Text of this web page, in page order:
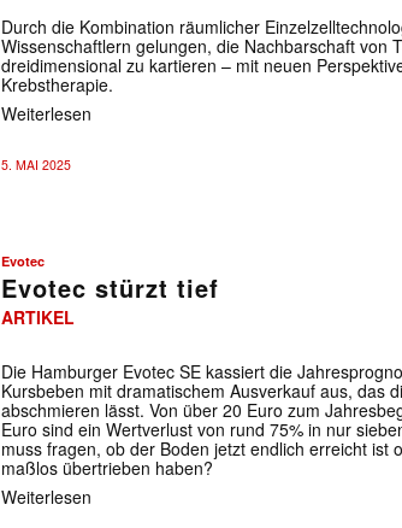
Durch die Kombination räumlicher
Wissenschaftlern gelungen, die Nachbarschaft von
dreidimensional zu kartieren – mit neuen
Krebstherapie.
Weiterlesen
5. MAI 2025
Evotec
Evotec stürzt tief
ARTIKEL
Die Hamburger Evotec SE kassiert die
Kursbeben mit dramatischem Ausverkauf aus, das
abschmieren lässt. Von über 20 Euro zum
Euro sind ein Wertverlust von rund 75% in nur
muss fragen, ob der Boden jetzt endlich erreicht ist
maßlos übertrieben haben?
Weiterlesen